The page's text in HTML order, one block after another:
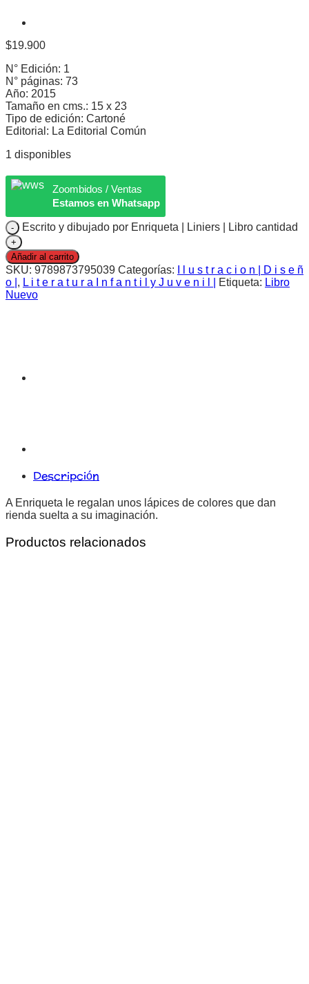
$19.900
N° Edición: 1
N° páginas: 73
Año: 2015
Tamaño en cms.: 15 x 23
Tipo de edición: Cartoné
Editorial: La Editorial Común
1 disponibles
Zoombidos / Ventas
Estamos en Whatsapp
Escrito y dibujado por Enriqueta | Liniers | Libro cantidad
Añadir al carrito
SKU: 9789873795039 Categorías:
I l u s t r a c i o n | D i s e ñ
o | , L i t e r a t u r a I n f a n t i l y J u v e n i l | Etiqueta: Libro
Nuevo
Descripción
A Enriqueta le regalan unos lápices de colores que dan
rienda suelta a su imaginación.
Productos relacionados